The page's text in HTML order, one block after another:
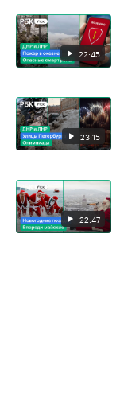
22:45
23:15
22:47